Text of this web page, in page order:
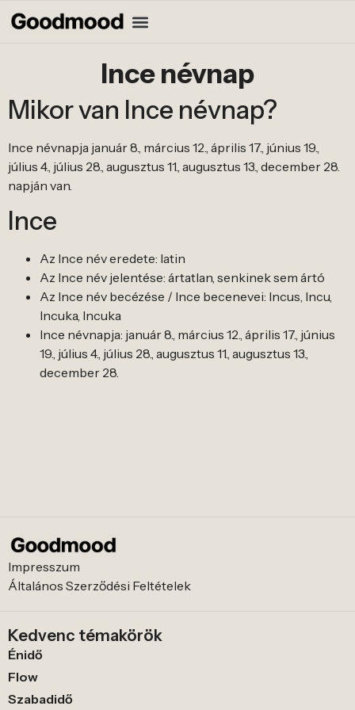
Ince névnap
Mikor van Ince névnap?
Ince névnapja január 8., március 12., április 17., június 19.,
július 4., július 28., augusztus 11., augusztus 13., december 28.
napján van.
Ince
Az Ince név eredete: latin
Az Ince név jelentése: ártatlan, senkinek sem ártó
Az Ince név becézése / Ince becenevei: Incus, Incu,
Incuka, Incuka
Ince névnapja: január 8., március 12., április 17., június
19., július 4., július 28., augusztus 11., augusztus 13.,
december 28.
Impresszum
Általános Szerződési Feltételek
Kedvenc témakörök
Énidő
Flow
Szabadidő